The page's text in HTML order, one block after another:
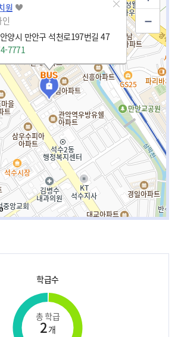
원
양시 만안구 석천로197번길 47
7771
학급수
총 학급
2개